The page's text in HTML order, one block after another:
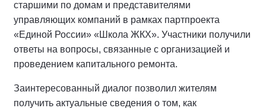
старшими по домам и представителями
управляющих компаний в рамках партпроекта
«Единой России» «Школа ЖКХ». Участники получили
ответы на вопросы, связанные с организацией и
проведением капитального ремонта.
Заинтересованный диалог позволил жителям
получить актуальные сведения о том, как